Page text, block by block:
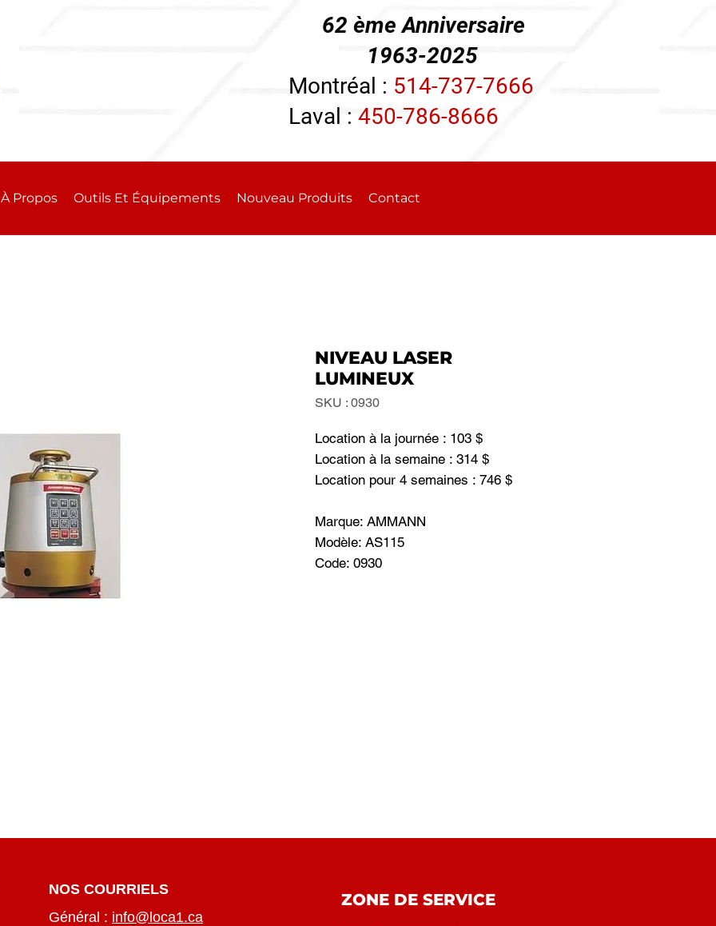
62 ème Anniversaire
1963-2025
Montréal : 514-737-7666
Laval : 450-786-8666
À Propos Outils Et Équipements Nouveau Produits Contact
NIVEAU LASER
LUMINEUX
SKU : 0930
Location à la journée : 103 $
Location à la semaine : 314 $
Location pour 4 semaines : 746 $
Marque: AMMANN
Modèle: AS115
Code: 0930
NOS COURRIELS
Général : info@loca1.ca
ZONE DE SERVICE